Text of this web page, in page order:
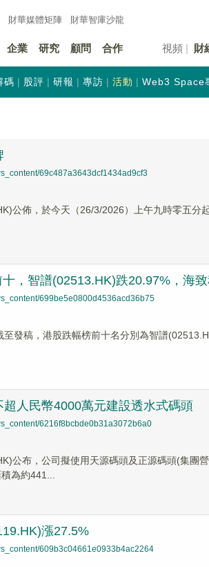
財華媒體矩陣 財華智庫沙龍
企業 研究 顧問 合作 視頻 財
碼 股評 研報 專訪 活動 Web3 Space
69c487a3643dcf1434ad9cf3
公佈，於今天（26/3/2026）上午九時零五分
十，智譜(02513.HK)跌20.97%，海
699be5e0800d4536acd36b75
至發稿，港股跌幅榜前十名分別為智譜
人民幣4000萬元建設透水式碼頭
6216f8bcbde0b31a3072b6a0
公布，公司擬使用天源碼頭及正源碼頭(集
為約441...
漲27.5%
609b3c04661e0933b4ac2264